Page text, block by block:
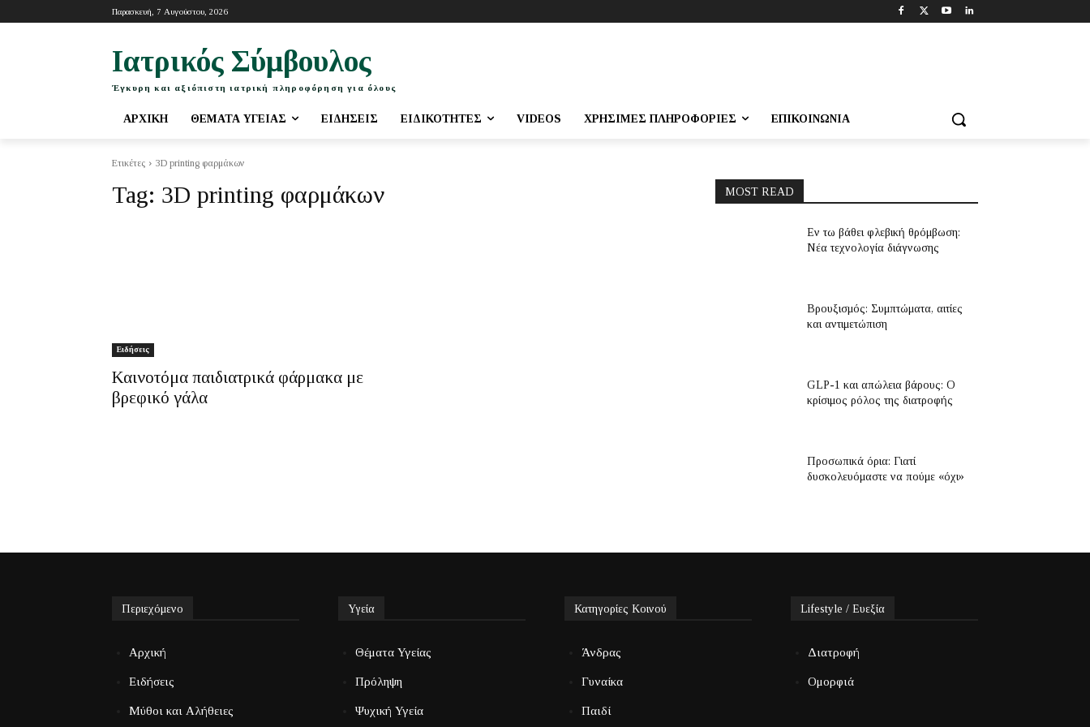
Παρασκευή, 7 Αυγούστου, 2026
Ιατρικός Σύμβουλος
Έγκυρη και αξιόπιστη ιατρική πληροφόρηση για όλους
ΑΡΧΙΚΉ ΘΈΜΑΤΑ ΥΓΕΊΑΣ ΕΙΔΉΣΕΙΣ ΕΙΔΙΚΌΤΗΤΕΣ VIDEOS ΧΡΉΣΙΜΕΣ ΠΛΗΡΟΦΟΡΊΕΣ ΕΠΙΚΟΙΝΩΝΊΑ
Ετικέτες 3D printing φαρμάκων
Tag: 3D printing φαρμάκων
Ειδήσεις
Καινοτόμα παιδιατρικά φάρμακα με
βρεφικό γάλα
MOST READ
Εν τω βάθει φλεβική θρόμβωση:
Νέα τεχνολογία διάγνωσης
Βρουξισμός: Συμπτώματα, αιτίες
και αντιμετώπιση
GLP-1 και απώλεια βάρους: Ο
κρίσιμος ρόλος της διατροφής
Προσωπικά όρια: Γιατί
δυσκολευόμαστε να πούμε «όχι»
Περιεχόμενο
Αρχική
Ειδήσεις
Μύθοι και Αλήθειες
Υγεία
Θέματα Υγείας
Πρόληψη
Ψυχική Υγεία
Κατηγορίες Κοινού
Άνδρας
Γυναίκα
Παιδί
Lifestyle / Ευεξία
Διατροφή
Ομορφιά